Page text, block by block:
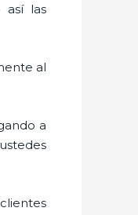
así las
al
a